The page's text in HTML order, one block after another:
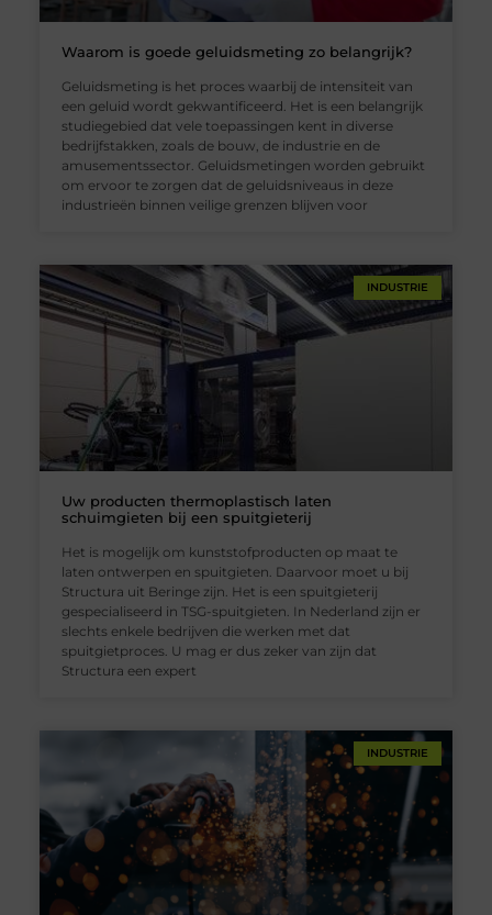
Waarom is goede geluidsmeting zo belangrijk?
Geluidsmeting is het proces waarbij de intensiteit van
een geluid wordt gekwantificeerd. Het is een belangrijk
studiegebied dat vele toepassingen kent in diverse
bedrijfstakken, zoals de bouw, de industrie en de
amusementssector. Geluidsmetingen worden gebruikt
om ervoor te zorgen dat de geluidsniveaus in deze
industrieën binnen veilige grenzen blijven voor
INDUSTRIE
Uw producten thermoplastisch laten
schuimgieten bij een spuitgieterij
Het is mogelijk om kunststofproducten op maat te
laten ontwerpen en spuitgieten. Daarvoor moet u bij
Structura uit Beringe zijn. Het is een spuitgieterij
gespecialiseerd in TSG-spuitgieten. In Nederland zijn er
slechts enkele bedrijven die werken met dat
spuitgietproces. U mag er dus zeker van zijn dat
Structura een expert
INDUSTRIE